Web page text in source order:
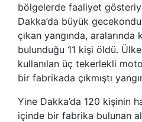
bölgelerde faaliyet
Dakka’da büyük
çıkan yangında, aralarında
bulunduğu 11 kişi öldü.
kullanılan üç tekerlekli
bir fabrikada çıkmıştı
Yine Dakka’da 120 kişinin
içinde bir fabrika bulunan